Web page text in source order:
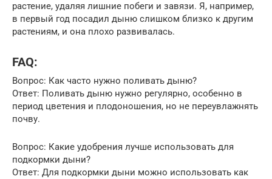
растение, удаляя лишние побеги и завязи. Я, например,
в первый год посадил дыню слишком близко к другим
растениям, и она плохо развивалась.
FAQ:
Вопрос: Как часто нужно поливать дыню?
Ответ: Поливать дыню нужно регулярно, особенно в
период цветения и плодоношения, но не переувлажнять
почву.
Вопрос: Какие удобрения лучше использовать для
подкормки дыни?
Ответ: Для подкормки дыни можно использовать как